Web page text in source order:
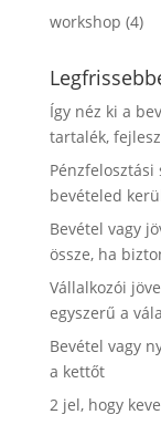
workshop (4)
Így néz ki a
tartalék,
bevételed
Bevétel vagy
össze, ha
Vállalkozói
egyszerű a
Bevétel vagy
a kettőt
2 jel, hogy